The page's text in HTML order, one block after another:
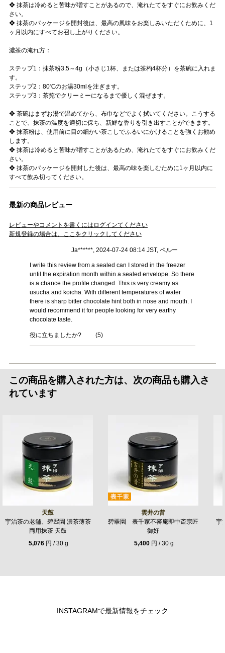
❖ 抹茶は冷めると苦味が増すことがあるので、淹れたてをすぐにお飲みくだ
さい。
❖ 抹茶のパッケージを開封後は、最高の風味をお楽しみいただくために、1
ヶ月以内にすべてお召し上がりください。
濃茶の淹れ方：
ステップ1：抹茶粉3.5～4g（小さじ1杯、または茶杓4杯分）を茶碗に入れま
す。
ステップ2：80℃のお湯30mlを注ぎます。
ステップ3：茶筅でクリーミーになるまで優しく混ぜます。
❖ 茶碗はまずお湯で温めてから、布巾などでよく拭いてください。こうする
ことで、抹茶の温度を適切に保ち、新鮮な香りを引き出すことができます。
❖ 抹茶粉は、使用前に目の細かい茶こしでふるいにかけることを強くお勧め
します。
❖ 抹茶は冷めると苦味が増すことがあるため、淹れたてをすぐにお飲みくだ
さい。
❖ 抹茶のパッケージを開封した後は、最高の味を楽しむために1ヶ月以内に
すべて飲み切ってください。
最新の商品レビュー
レビューやコメントを書くにはログインてください
新規登録の場合は、ここをクリックしてください
Ja******, 2024-07-24 08:14 JST, ペルー
I write this review from a sealed can I stored in the freezer
until the expiration month within a sealed envelope. So there
is a chance the profile changed. This is very creamy as
usucha and koicha. With different temperatures of water
there is sharp bitter chocolate hint both in nose and mouth. I
would recommend it for people looking for very earthy
chocolate taste.
役に立ちましたか? (5)
この商品を購入された方は、次の商品も購入さ
れています
天鼓
宇治茶の老舗、碧翆園 濃茶薄茶
両用抹茶 天鼓
5,076円 / 30 g
雲井の昔
碧翠園 表千家不審庵即中斎宗匠
御好
5,400円 / 30 g
宇
INSTAGRAMで最新情報をチェック